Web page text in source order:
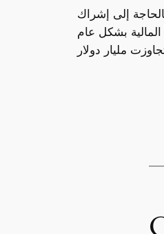
جزئياً بالحاجة إلى إشراك
بشكل عام